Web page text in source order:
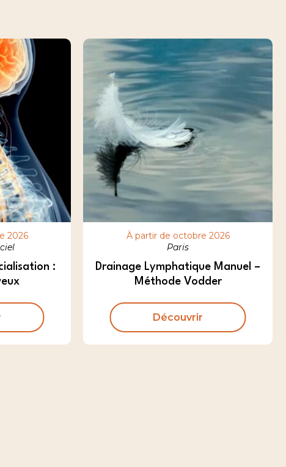
2026
:
À partir de octobre 2026
Paris
Drainage Lymphatique Manuel –
Méthode Vodder
Découvrir